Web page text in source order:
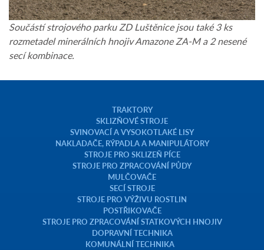
Součástí strojového parku ZD Luštěnice jsou také 3 ks
rozmetadel minerálních hnojiv Amazone ZA-M a 2 nesené
secí kombinace.
TRAKTORY
SKLIZŇOVÉ STROJE
SVINOVACÍ A VYSOKOTLAKÉ LISY
NAKLADAČE, RÝPADLA A MANIPULÁTORY
STROJE PRO SKLIZEŇ PÍCE
STROJE PRO ZPRACOVÁNÍ PŮDY
MULČOVAČE
SECÍ STROJE
STROJE PRO VÝŽIVU ROSTLIN
POSTŘIKOVAČE
STROJE PRO ZPRACOVÁNÍ STATKOVÝCH HNOJIV
DOPRAVNÍ TECHNIKA
KOMUNÁLNÍ TECHNIKA